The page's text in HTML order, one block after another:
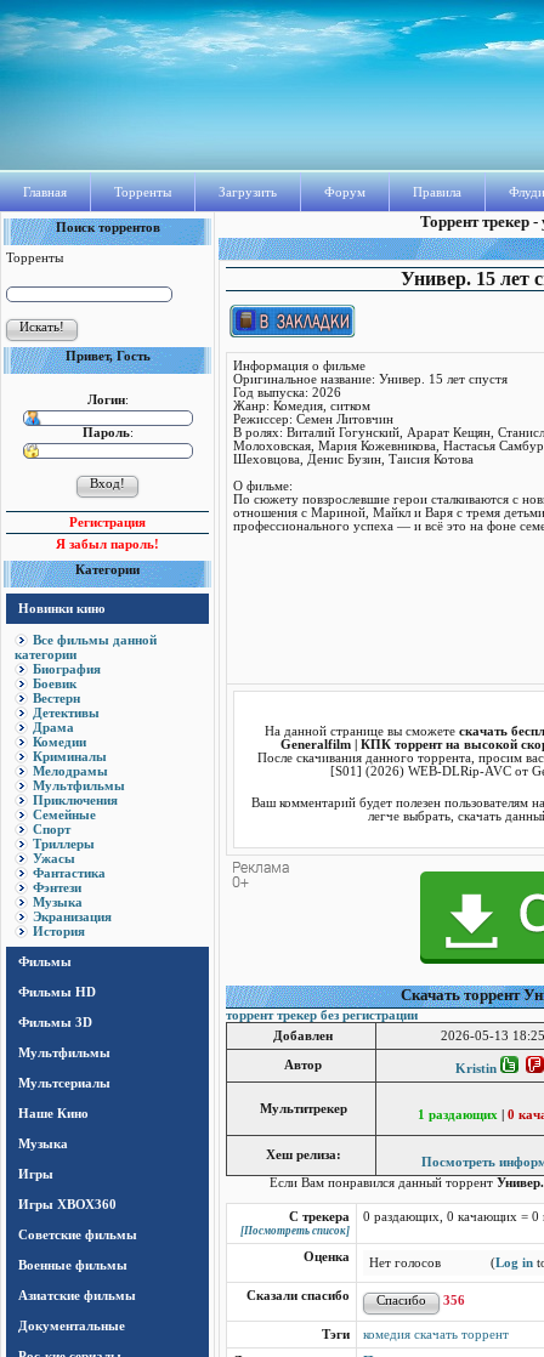
Главная Торренты Загрузить Форум Правила
Поиск торрентов
Торренты
Привет, Гость
Логин:
Пароль:
Регистрация
Я забыл пароль!
Категории
Новинки кино
Все фильмы данной
категории
Биография
Боевик
Вестерн
Детективы
Драма
Комедии
Криминалы
Мелодрамы
Мультфильмы
Приключения
Семейные
Спорт
Триллеры
Ужасы
Фантастика
Фэнтези
Музыка
Экранизация
История
Фильмы
Фильмы HD
Фильмы 3D
Мультфильмы
Мультсериалы
Наше Кино
Музыка
Игры
Игры ХВОХ360
Cоветские фильмы
Военные фильмы
Азиатские фильмы
Документальные
Торрент трекер
Универ. 15 лет
Информация о фильме
Оригинальное название: Универ. 15 лет спустя
Год выпуска: 2026
Жанр: Комедия, ситком
Режиссер: Семен Литовчин
В ролях: Виталий Гогунский, Арарат Кещян,
Молоховская, Мария Кожевникова, Настасья
Шеховцова, Денис Бузин, Таисия Котова
О фильме:
По сюжету повзрослевшие герои сталкиваются с
отношения с Мариной, Майкл и Варя с тремя детьми
профессионального успеха — и всё это на фоне
На данной странице вы сможете скачать
Generalfilm | КПК торрент на высокой
После скачивания данного торрента, просим
[S01] (2026) WEB-DLRip-AVC от
Ваш комментарий будет полезен пользователям
легче выбрать, скачать
Cкачать торрент
торрент трекер без регистрации
Добавлен
2026-05-13
Автор Kristin
Мультитрекер 1 раздающих 0
Хеш релиза:
Посмотреть
Если Вам понравился данный торрент
С трекера
[Посмотреть список]
0 раздающих, 0 качающих = 0
Оценка Нет голосов (Log in
Сказали спасибо 356
Тэги
комедия скачать торрент